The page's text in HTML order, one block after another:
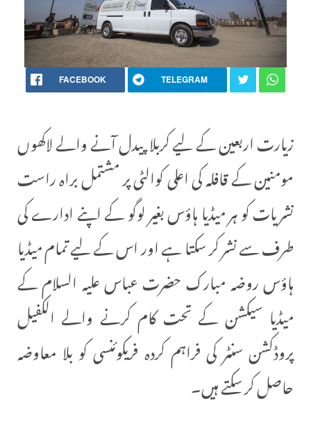
FACEBOOK TELEGRAM
زیارت اربعین کے لیے کربلا پیدل آنے والے لاکھوں
مومنین کے قافلہ کی اعلی کوالٹی پر مشتمل براہ راست
نشریات کو ہر میڈیا ہاؤس بغیر لوگو کے اپنے ادارے کی
طرف سے نشر کر سکتا ہے اور اس کے لیے تمام میڈیا
ہاؤس روضہ مبارک حضرت عباس علیہ السلام کے
میڈیا سیکشن کے تحت کام کرنے والے الکفیل
پروڈکشن سنٹر کی فراہم کردہ فریکوئنسی کو بلا معاوضہ
حاصل کر سکتے ہیں۔